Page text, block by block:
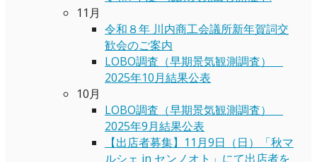
11月
令和８年 川内商工会議所新年賀詞交
歓会のご案内
LOBO調査（早期景気観測調査）
2025年10月結果公表
10月
LOBO調査（早期景気観測調査）
2025年9月結果公表
【出店者募集】11月9日（日）「秋マ
ルシェ in センノオト」にて出店者を